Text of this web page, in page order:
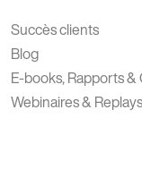
Succès clients
Blog
E-books, Rapports &
Webinaires & Replays